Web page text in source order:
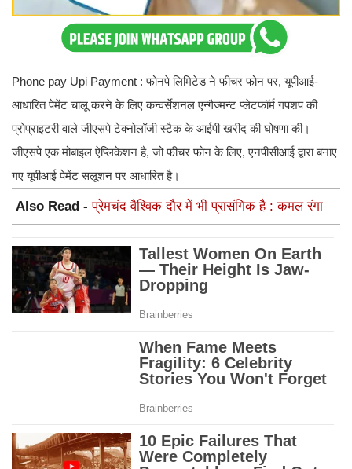
Phone pay Upi Payment : फोनपे लिमिटेड ने फीचर फोन पर, यूपीआई-
आधारित पेमेंट चालू करने के लिए कन्वर्सेशनल एन्गैज्मन्ट प्लेटफॉर्म गपशप की
प्रोप्राइटरी वाले जीएसपे टेक्नोलॉजी स्टैक के आईपी खरीद की घोषणा की।
जीएसपे एक मोबाइल ऐप्लिकेशन है, जो फीचर फोन के लिए, एनपीसीआई द्वारा बनाए
गए यूपीआई पेमेंट सलूशन पर आधारित है।
Also Read -प्रेमचंद वैश्विक दौर में भी प्रासंगिक है : कमल रंगा